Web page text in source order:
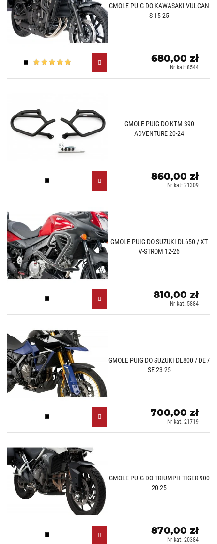
GMOLE PUIG DO KAWASAKI VULCAN
S 15-25
Czarny (N)
680,00 zł
Nr kat: 8544
GMOLE PUIG DO KTM 390
ADVENTURE 20-24
Czarny (N)
860,00 zł
Nr kat: 21309
GMOLE PUIG DO SUZUKI DL650 / XT
V-STROM 12-26
Czarny (N)
810,00 zł
Nr kat: 5884
GMOLE PUIG DO SUZUKI DL800 / DE /
SE 23-25
Czarny (N)
700,00 zł
Nr kat: 21719
GMOLE PUIG DO TRIUMPH TIGER 900
20-25
Czarny (N)
870,00 zł
Nr kat: 20384